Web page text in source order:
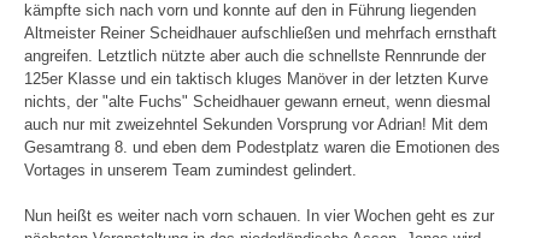
kämpfte sich nach vorn und konnte auf den in Führung liegenden
Altmeister Reiner Scheidhauer aufschließen und mehrfach ernsthaft
angreifen. Letztlich nützte aber auch die schnellste Rennrunde der
125er Klasse und ein taktisch kluges Manöver in der letzten Kurve
nichts, der "alte Fuchs" Scheidhauer gewann erneut, wenn diesmal
auch nur mit zweizehntel Sekunden Vorsprung vor Adrian! Mit dem
Gesamtrang 8. und eben dem Podestplatz waren die Emotionen des
Vortages in unserem Team zumindest gelindert.
Nun heißt es weiter nach vorn schauen. In vier Wochen geht es zur